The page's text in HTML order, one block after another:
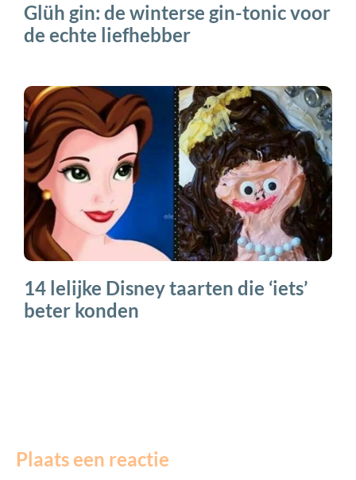
Glüh gin: de winterse gin-tonic voor
de echte liefhebber
14 lelijke Disney taarten die ‘iets’
beter konden
Plaats een reactie